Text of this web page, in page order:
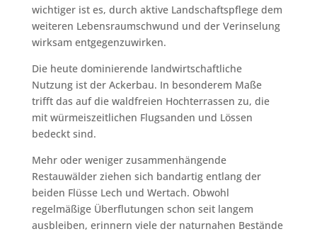
wichtiger ist es, durch aktive Landschaftspflege dem
weiteren Lebensraumschwund und der Verinselung
wirksam entgegenzuwirken.
Die heute dominierende landwirtschaftliche
Nutzung ist der Ackerbau. In besonderem Maße
trifft das auf die waldfreien Hochterrassen zu, die
mit würmeiszeitlichen Flugsanden und Lössen
bedeckt sind.
Mehr oder weniger zusammenhängende
Restauwälder ziehen sich bandartig entlang der
beiden Flüsse Lech und Wertach. Obwohl
regelmäßige Überflutungen schon seit langem
ausbleiben, erinnern viele der naturnahen Bestände